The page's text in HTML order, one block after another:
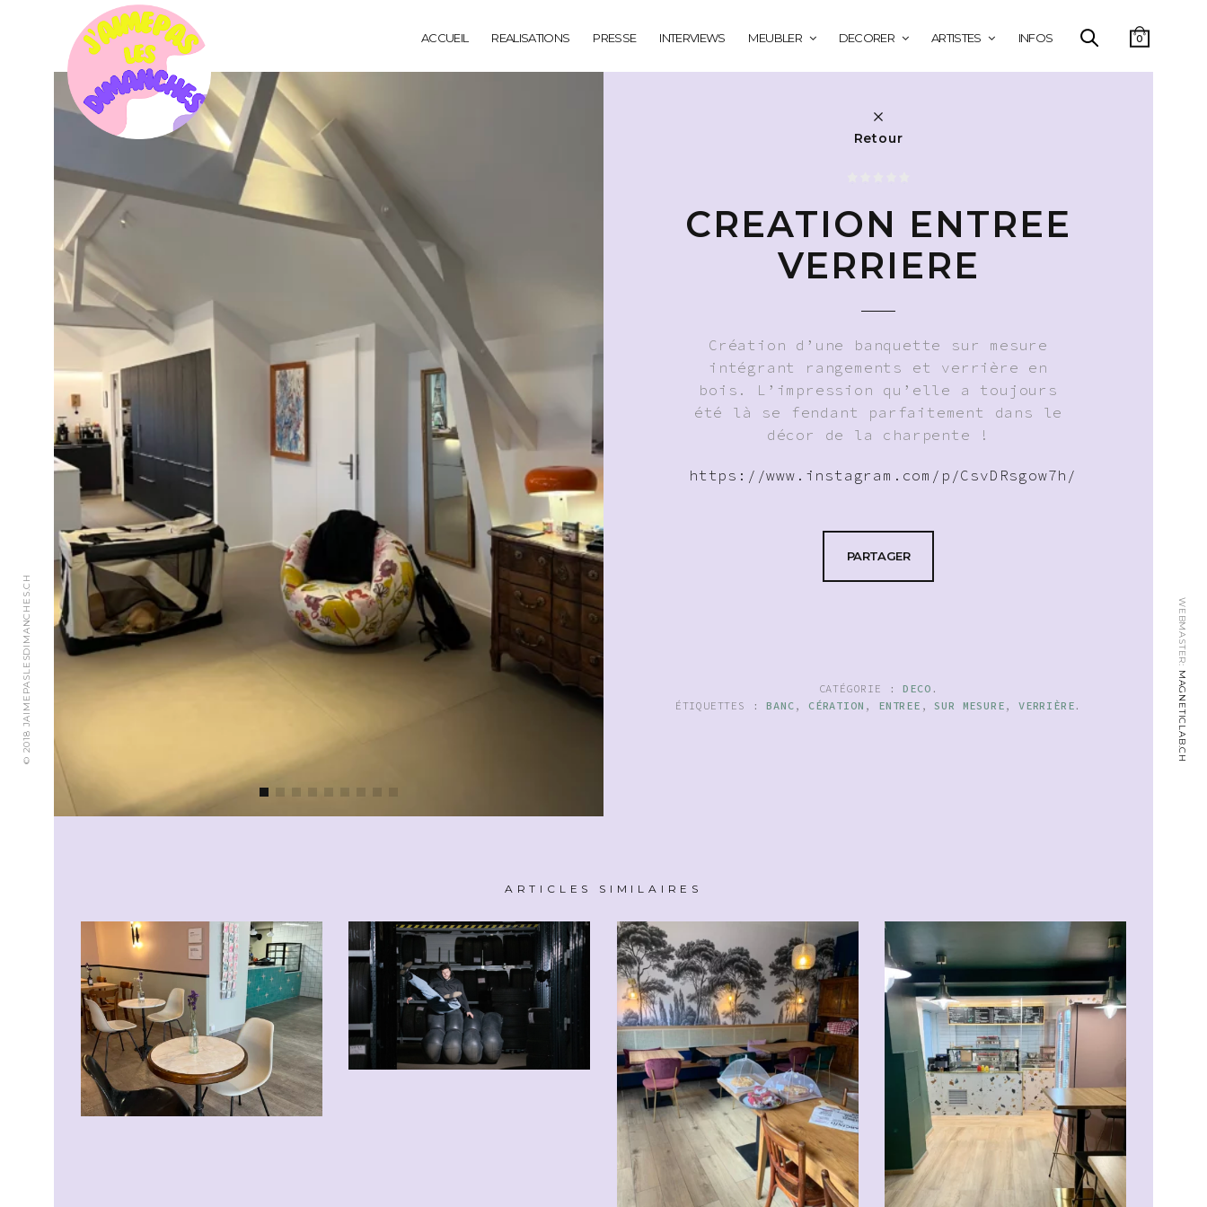
ACCUEIL REALISATIONS PRESSE INTERVIEWS MEUBLER DECORER ARTISTES INFOS 0
© 2018 JAIMEPASLESDIMANCHES.CH WEBMASTER:
MAGNETICLAB.CH
Retour
CREATION ENTREE
VERRIERE
Création d’une banquette sur mesure
intégrant rangements et verrière en
bois. L’impression qu’elle a toujours
été là se fendant parfaitement dans le
décor de la charpente !
https://www.instagram.com/p/CsvDRsgow7h/
PARTAGER
CATÉGORIE :DECO .
ÉTIQUETTES :BANC , CÉRATION , ENTREE ,SUR MESURE ,VERRIÈRE.
ARTICLES SIMILAIRES